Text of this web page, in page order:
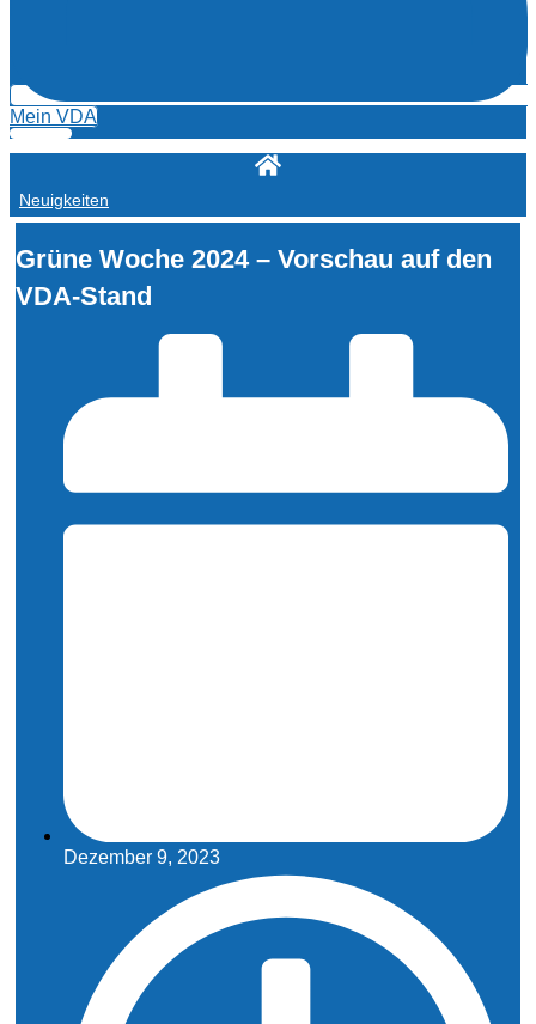
Mein VDA
Neuigkeiten
Grüne Woche 2024 – Vorschau auf den
VDA-Stand
Dezember 9, 2023